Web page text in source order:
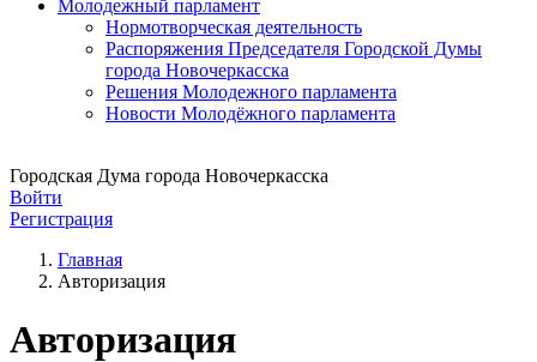
Молодежный парламент
Нормотворческая деятельность
Распоряжения Председателя Городской Думы
города Новочеркасска
Решения Молодежного парламента
Новости Молодёжного парламента
Городская Дума города Новочеркасска
Войти
Регистрация
Главная
Авторизация
Авторизация